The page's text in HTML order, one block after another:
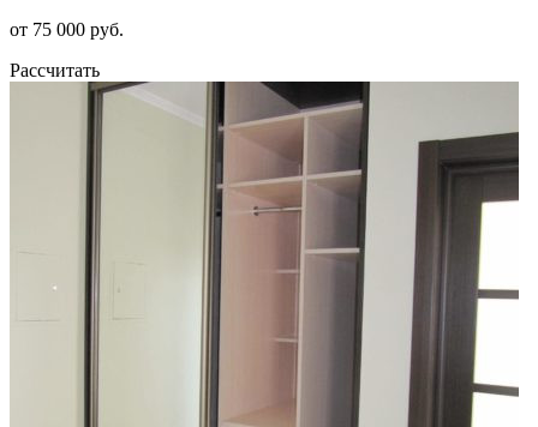
от 75 000 руб.
Рассчитать